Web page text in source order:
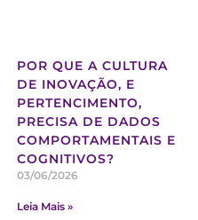
POR QUE A CULTURA
DE INOVAÇÃO, E
PERTENCIMENTO,
PRECISA DE DADOS
COMPORTAMENTAIS E
COGNITIVOS?
03/06/2026
Leia Mais »